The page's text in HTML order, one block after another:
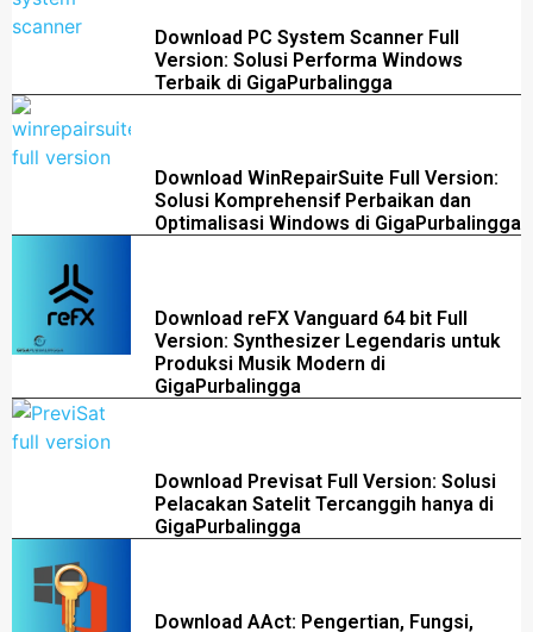
Download PC System Scanner Full
Version: Solusi Performa Windows
Terbaik di GigaPurbalingga
Download WinRepairSuite Full Version:
Solusi Komprehensif Perbaikan dan
Optimalisasi Windows di GigaPurbalingga
Download reFX Vanguard 64 bit Full
Version: Synthesizer Legendaris untuk
Produksi Musik Modern di
GigaPurbalingga
Download Previsat Full Version: Solusi
Pelacakan Satelit Tercanggih hanya di
GigaPurbalingga
Download AAct: Pengertian, Fungsi,